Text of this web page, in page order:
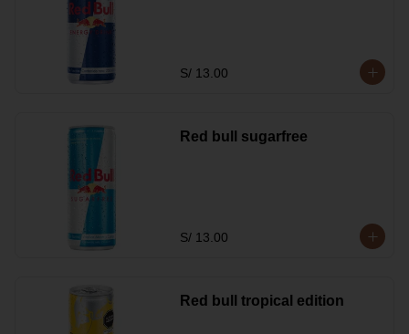
S/ 13.00
Red bull sugarfree
S/ 13.00
Red bull tropical edition